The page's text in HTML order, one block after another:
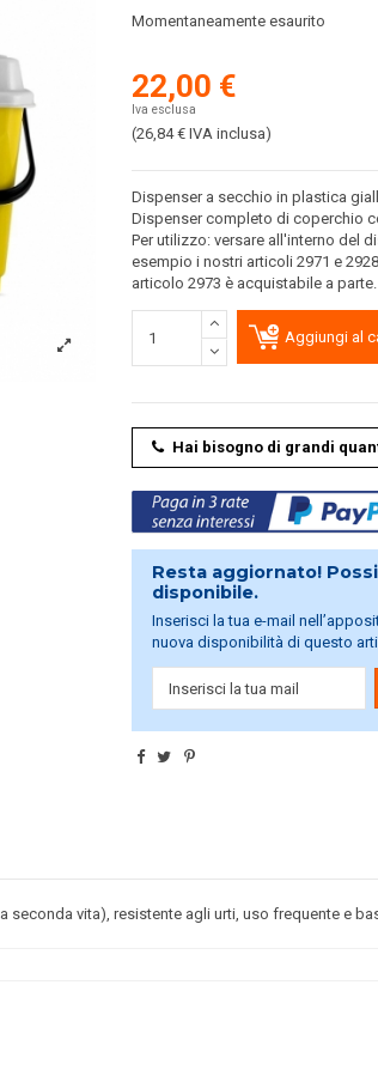
Momentaneamente esaurito
22,00 €
Iva esclusa
(26,84 € IVA inclusa)
Dispenser a secchio in plastica
Dispenser completo di coperchio
Per utilizzo: versare all'interno del
esempio i nostri articoli 2971 e
articolo 2973 è acquistabile a parte.
Aggiungi al
Hai bisogno di grandi
Resta aggiornato!
disponibile.
Inserisci la tua e-mail
nuova disponibilità di questo
vita), resistente agli urti, uso frequente e